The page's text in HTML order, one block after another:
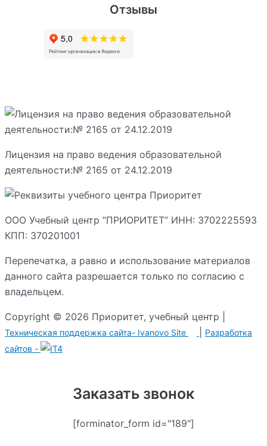
Отзывы
Лицензия на право ведения образовательной
деятельности:№ 2165 от 24.12.2019
ООО Учебный центр “ПРИОРИТЕТ” ИНН: 3702225593
КПП: 370201001
Перепечатка, а равно и использование материалов
данного сайта разрешается только по согласию с
владельцем.
Copyright © 2026 Приоритет, учебный центр |
Техническая поддержка сайта- Ivanovo Site |
Разработка сайтов -
Заказать звонок
[forminator_form id="189"]